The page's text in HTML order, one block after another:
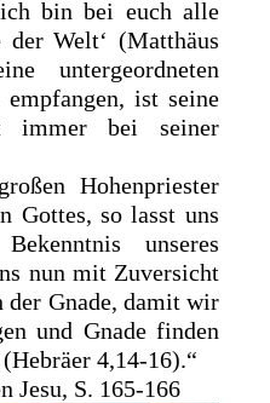
ich bin bei euch alle
der Welt‘ (Matthäus
untergeordneten
ist seine
immer bei seiner
Hohenpriester
Gottes, so lasst uns
unseres
nun mit Zuversicht
der Gnade, damit wir
und Gnade finden
4,14-16).“
Jesu, S. 165-166